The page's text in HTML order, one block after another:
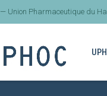
— Union Pharmaceutique du